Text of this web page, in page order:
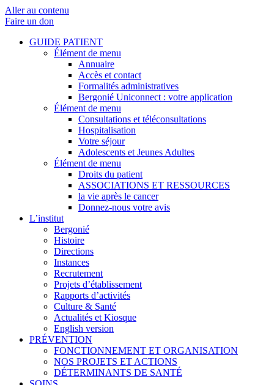
Aller au contenu
Faire un don
GUIDE PATIENT
Élément de menu
Annuaire
Accès et contact
Formalités administratives
Bergonié Uniconnect : votre application
Élément de menu
Consultations et téléconsultations
Hospitalisation
Votre séjour
Adolescents et Jeunes Adultes
Élément de menu
Droits du patient
ASSOCIATIONS ET RESSOURCES
la vie après le cancer
Donnez-nous votre avis
L’institut
Bergonié
Histoire
Directions
Instances
Recrutement
Projets d’établissement
Rapports d’activités
Culture & Santé
Actualités et Kiosque
English version
PRÉVENTION
FONCTIONNEMENT ET ORGANISATION
NOS PROJETS ET ACTIONS
DÉTERMINANTS DE SANTÉ